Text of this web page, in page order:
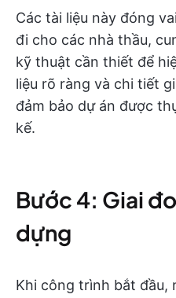
Các tài liệu này đóng
đi cho các nhà thầu,
kỹ thuật cần thiết để
liệu rõ ràng và chi tiết
đảm bảo dự án được
kế.
Bước 4: Giai
dựng
Khi công trình bắt đầu,